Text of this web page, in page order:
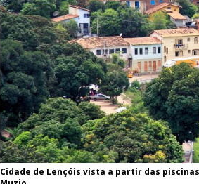
Cidade de Lençóis vista a partir das